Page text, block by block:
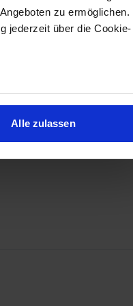
zu ermöglichen.
jederzeit über die Cookie-
können
Präferenzen im
Rahmen Ihrer Nutzung
Alle zulassen